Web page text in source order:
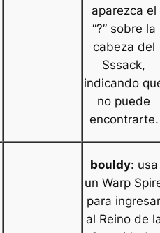
aparezca el
“?” sobre la
cabeza del
Sssack,
indicando
no puede
encontrarte.
bouldy: usa
un Warp
para
al Reino de